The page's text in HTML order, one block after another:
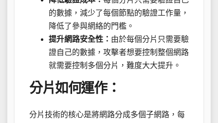
的數據，減少了每個節點的驗證工作量，
降低了參與網絡的門檻。
提升網路安全性： 由於每個分片只需要驗
證自己的數據，攻擊者想要控制整個網路
就需要控制多個分片，難度大大提升。
分片如何運作：
分片技術的核心是將網路分成多個子網路，每